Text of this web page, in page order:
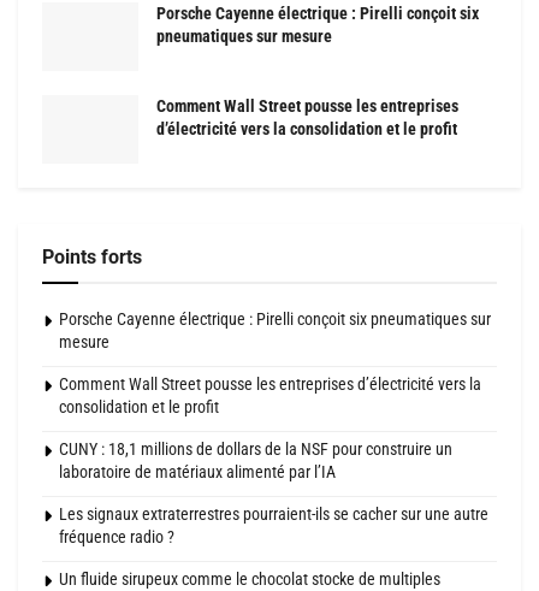
Porsche Cayenne électrique : Pirelli conçoit six
pneumatiques sur mesure
Comment Wall Street pousse les entreprises
d’électricité vers la consolidation et le profit
Points forts
Porsche Cayenne électrique : Pirelli conçoit six pneumatiques sur
mesure
Comment Wall Street pousse les entreprises d’électricité vers la
consolidation et le profit
CUNY : 18,1 millions de dollars de la NSF pour construire un
laboratoire de matériaux alimenté par l’IA
Les signaux extraterrestres pourraient-ils se cacher sur une autre
fréquence radio ?
Un fluide sirupeux comme le chocolat stocke de multiples